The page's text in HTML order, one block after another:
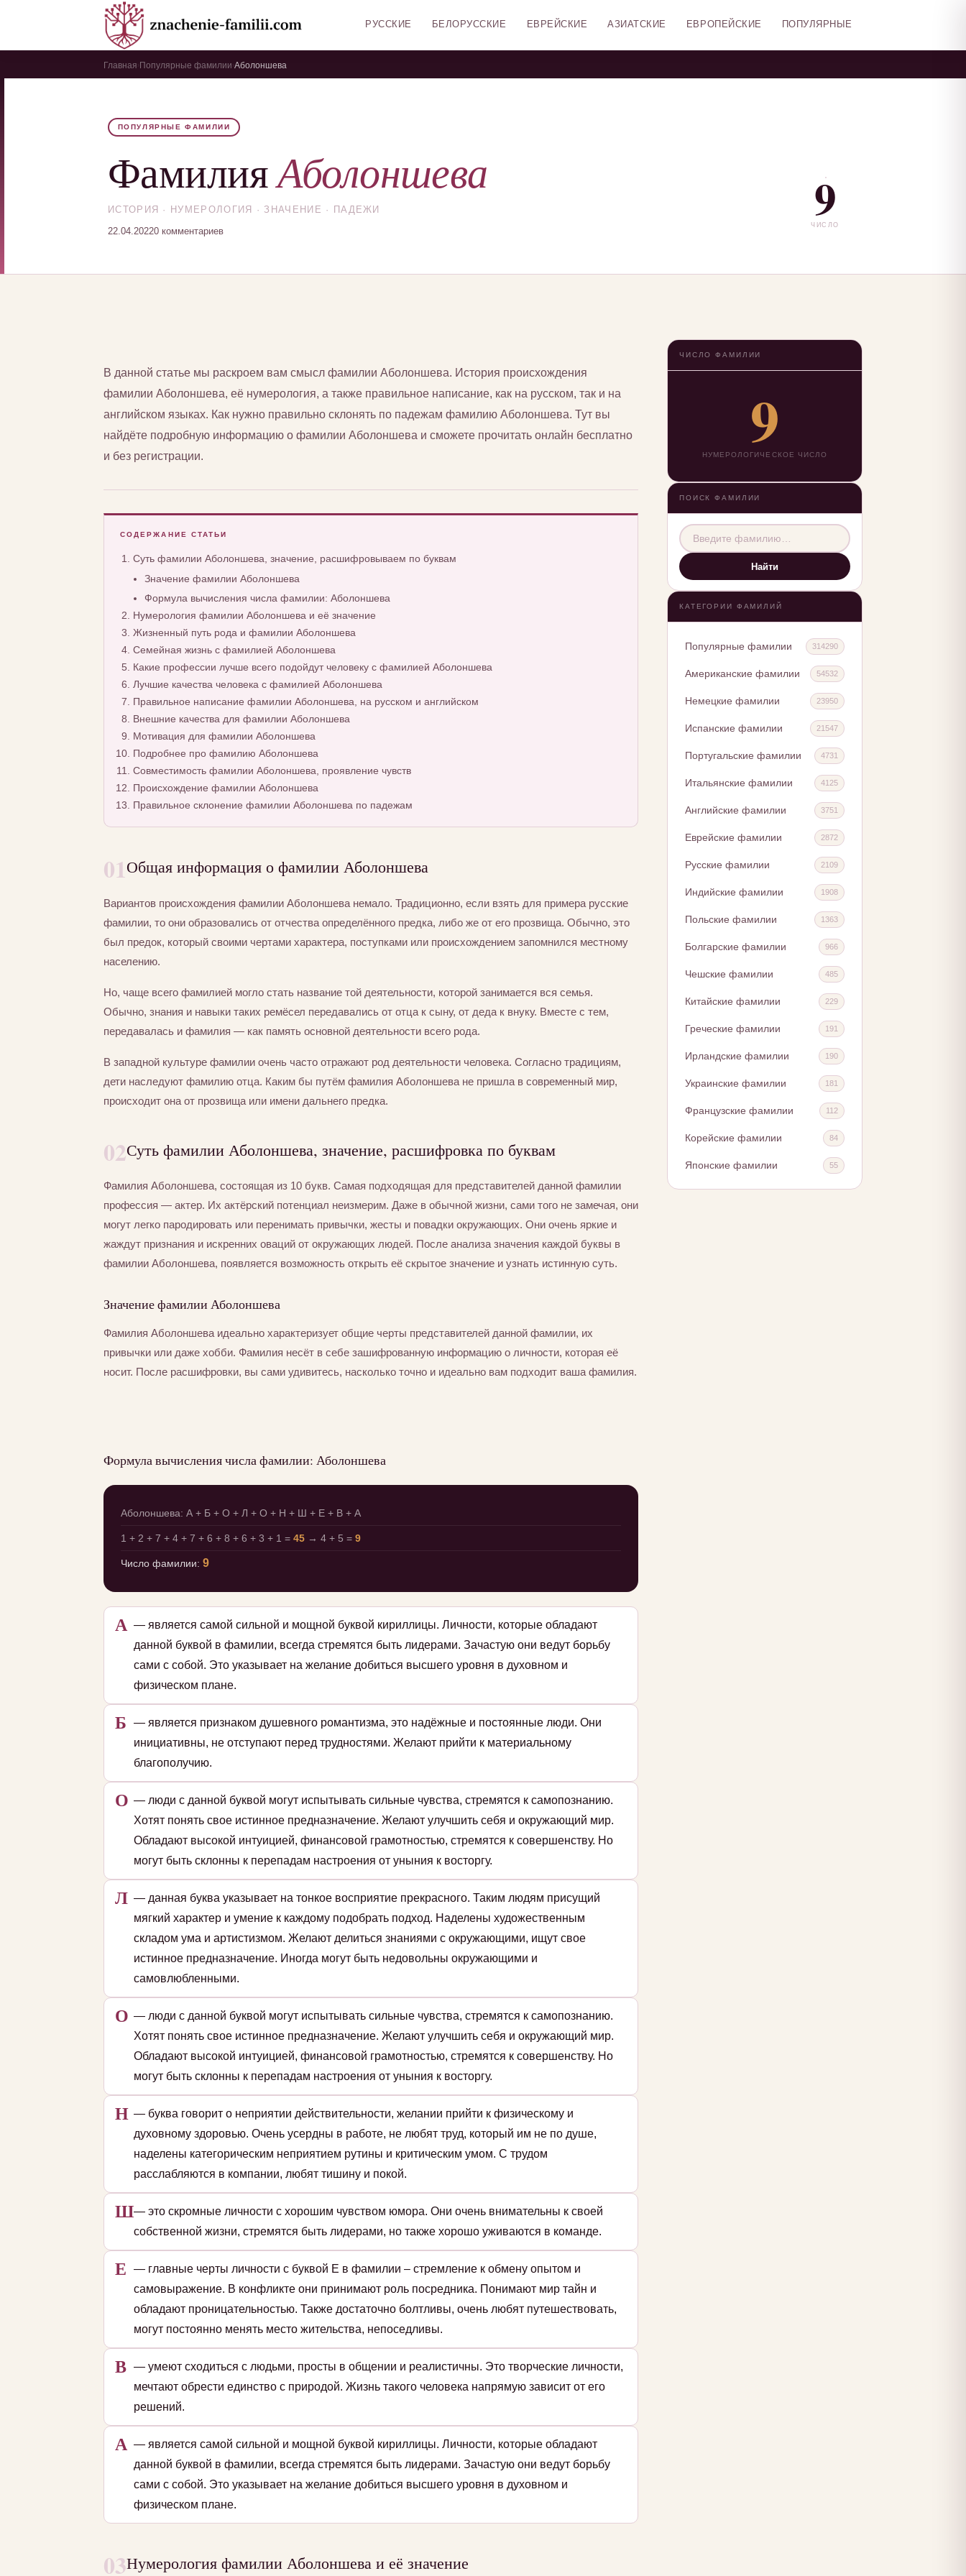
РУССКИЕ БЕЛОРУССКИЕ ЕВРЕЙСКИЕ АЗИАТСКИЕ ЕВРОПЕЙСКИЕ ПОПУЛЯРНЫЕ
Главная Популярные фамилии Аболоншева
ПОПУЛЯРНЫЕ ФАМИЛИИ
ФамилияАболоншева
ИСТОРИЯ · НУМЕРОЛОГИЯ · ЗНАЧЕНИЕ · ПАДЕЖИ
22.04.20220 комментариев
9
ЧИСЛО
В данной статье мы раскроем вам смысл фамилии Аболоншева. История происхождения
фамилии Аболоншева, её нумерология, а также правильное написание, как на русском, так и на
английском языках. Как нужно правильно склонять по падежам фамилию Аболоншева. Тут вы
найдёте подробную информацию о фамилии Аболоншева и сможете прочитать онлайн бесплатно
и без регистрации.
СОДЕРЖАНИЕ СТАТЬИ
Суть фамилии Аболоншева, значение, расшифровываем по буквам
Значение фамилии Аболоншева
Формула вычисления числа фамилии: Аболоншева
Нумерология фамилии Аболоншева и её значение
Жизненный путь рода и фамилии Аболоншева
Семейная жизнь с фамилией Аболоншева
Какие профессии лучше всего подойдут человеку с фамилией Аболоншева
Лучшие качества человека с фамилией Аболоншева
Правильное написание фамилии Аболоншева, на русском и английском
Внешние качества для фамилии Аболоншева
Мотивация для фамилии Аболоншева
Подробнее про фамилию Аболоншева
Совместимость фамилии Аболоншева, проявление чувств
Происхождение фамилии Аболоншева
Правильное склонение фамилии Аболоншева по падежам
01Общая информация о фамилии Аболоншева
Вариантов происхождения фамилии Аболоншева немало. Традиционно, если взять для примера русские
фамилии, то они образовались от отчества определённого предка, либо же от его прозвища. Обычно, это
был предок, который своими чертами характера, поступками или происхождением запомнился местному
населению.
Но, чаще всего фамилией могло стать название той деятельности, которой занимается вся семья.
Обычно, знания и навыки таких ремёсел передавались от отца к сыну, от деда к внуку. Вместе с тем,
передавалась и фамилия — как память основной деятельности всего рода.
В западной культуре фамилии очень часто отражают род деятельности человека. Согласно традициям,
дети наследуют фамилию отца. Каким бы путём фамилия Аболоншева не пришла в современный мир,
происходит она от прозвища или имени дальнего предка.
02Суть фамилии Аболоншева, значение, расшифровка по буквам
Фамилия Аболоншева, состоящая из 10 букв. Самая подходящая для представителей данной фамилии
профессия — актер. Их актёрский потенциал неизмерим. Даже в обычной жизни, сами того не замечая, они
могут легко пародировать или перенимать привычки, жесты и повадки окружающих. Они очень яркие и
жаждут признания и искренних оваций от окружающих людей. После анализа значения каждой буквы в
фамилии Аболоншева, появляется возможность открыть её скрытое значение и узнать истинную суть.
Значение фамилии Аболоншева
Фамилия Аболоншева идеально характеризует общие черты представителей данной фамилии, их
привычки или даже хобби. Фамилия несёт в себе зашифрованную информацию о личности, которая её
носит. После расшифровки, вы сами удивитесь, насколько точно и идеально вам подходит ваша фамилия.
Формула вычисления числа фамилии: Аболоншева
Аболоншева: А + Б + О + Л + О + Н + Ш + Е + В + А
1 + 2 + 7 + 4 + 7 + 6 + 8 + 6 + 3 + 1 = 45 → 4 + 5 = 9
Число фамилии: 9
А — является самой сильной и мощной буквой кириллицы. Личности, которые обладают
данной буквой в фамилии, всегда стремятся быть лидерами. Зачастую они ведут борьбу
сами с собой. Это указывает на желание добиться высшего уровня в духовном и
физическом плане.
Б
— является признаком душевного романтизма, это надёжные и постоянные люди. Они
инициативны, не отступают перед трудностями. Желают прийти к материальному
благополучию.
О — люди с данной буквой могут испытывать сильные чувства, стремятся к самопознанию.
Хотят понять свое истинное предназначение. Желают улучшить себя и окружающий мир.
Обладают высокой интуицией, финансовой грамотностью, стремятся к совершенству. Но
могут быть склонны к перепадам настроения от уныния к восторгу.
Л — данная буква указывает на тонкое восприятие прекрасного. Таким людям присущий
мягкий характер и умение к каждому подобрать подход. Наделены художественным
складом ума и артистизмом. Желают делиться знаниями с окружающими, ищут свое
истинное предназначение. Иногда могут быть недовольны окружающими и
самовлюбленными.
О — люди с данной буквой могут испытывать сильные чувства, стремятся к самопознанию.
Хотят понять свое истинное предназначение. Желают улучшить себя и окружающий мир.
Обладают высокой интуицией, финансовой грамотностью, стремятся к совершенству. Но
могут быть склонны к перепадам настроения от уныния к восторгу.
Н — буква говорит о неприятии действительности, желании прийти к физическому и
духовному здоровью. Очень усердны в работе, не любят труд, который им не по душе,
наделены категорическим неприятием рутины и критическим умом. С трудом
расслабляются в компании, любят тишину и покой.
Ш— это скромные личности с хорошим чувством юмора. Они очень внимательны к своей
собственной жизни, стремятся быть лидерами, но также хорошо уживаются в команде.
Е
— главные черты личности с буквой Е в фамилии – стремление к обмену опытом и
самовыражение. В конфликте они принимают роль посредника. Понимают мир тайн и
обладают проницательностью. Также достаточно болтливы, очень любят путешествовать,
могут постоянно менять место жительства, непоседливы.
В — умеют сходиться с людьми, просты в общении и реалистичны. Это творческие личности,
мечтают обрести единство с природой. Жизнь такого человека напрямую зависит от его
решений.
А — является самой сильной и мощной буквой кириллицы. Личности, которые обладают
данной буквой в фамилии, всегда стремятся быть лидерами. Зачастую они ведут борьбу
сами с собой. Это указывает на желание добиться высшего уровня в духовном и
физическом плане.
03Нумерология фамилии Аболоншева и её значение
ЧИСЛО ФАМИЛИИ
9
НУМЕРОЛОГИЧЕСКОЕ ЧИСЛО
ПОИСК ФАМИЛИИ
Найти
КАТЕГОРИИ ФАМИЛИЙ
Популярные фамилии 314290
Американские фамилии 54532
Немецкие фамилии 23950
Испанские фамилии 21547
Португальские фамилии 4731
Итальянские фамилии 4125
Английские фамилии 3751
Еврейские фамилии 2872
Русские фамилии 2109
Индийские фамилии 1908
Польские фамилии 1363
Болгарские фамилии 966
Чешские фамилии 485
Китайские фамилии 229
Греческие фамилии 191
Ирландские фамилии 190
Украинские фамилии 181
Французские фамилии 112
Корейские фамилии 84
Японские фамилии 55